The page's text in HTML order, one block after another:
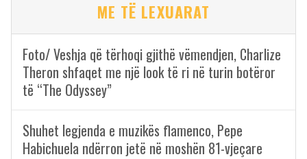
ME TË LEXUARAT
Foto/ Veshja që tërhoqi gjithë vëmendjen, Charlize
Theron shfaqet me një look të ri në turin botëror
të “The Odyssey”
Shuhet legjenda e muzikës flamenco, Pepe
Habichuela ndërron jetë në moshën 81-vjeçare